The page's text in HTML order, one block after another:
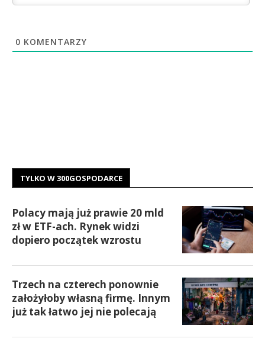
0 KOMENTARZY
TYLKO W 300GOSPODARCE
Polacy mają już prawie 20 mld
zł w ETF-ach. Rynek widzi
dopiero początek wzrostu
Trzech na czterech ponownie
założyłoby własną firmę. Innym
już tak łatwo jej nie polecają